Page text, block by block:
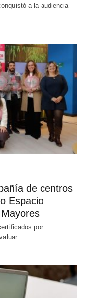
a la audiencia
de centros
Espacio
por